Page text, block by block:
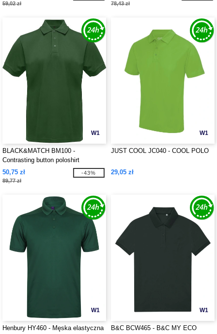
59,02 zł 78,43 zł
W1
BLACK&MATCH BM100 -
Contrasting button poloshirt
50,75 zł
89,77 zł
-43%
W1
JUST COOL JC040 - COOL POLO
29,05 zł
W1
Henbury HY460 - Męska elastyczna
W1
B&C BCW465 - B&C MY ECO